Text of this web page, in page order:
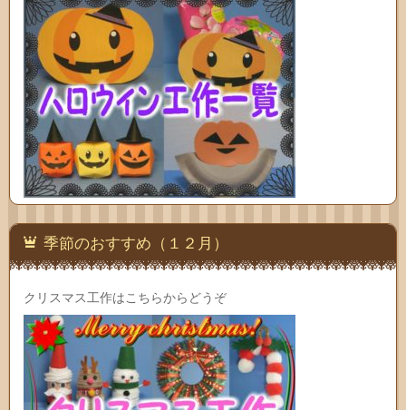
季節のおすすめ（１２月）
クリスマス工作はこちらからどうぞ